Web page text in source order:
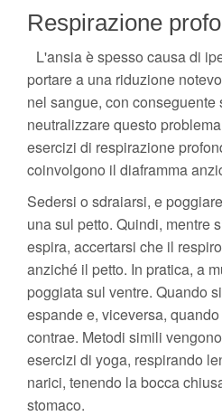
Respirazione
L'ansia è spesso causa di
portare a una riduzione
nel sangue, con conseguente
neutralizzare questo
esercizi di respirazione
coinvolgono il diaframma
Sedersi o sdraiarsi, e
una sul petto. Quindi, mentre
espira, accertarsi che il
anziché il petto. In pratica, a
poggiata sul ventre. Quando
espande e, viceversa,
contrae. Metodi simili
esercizi di yoga, respirando
narici, tenendo la bocca
stomaco.